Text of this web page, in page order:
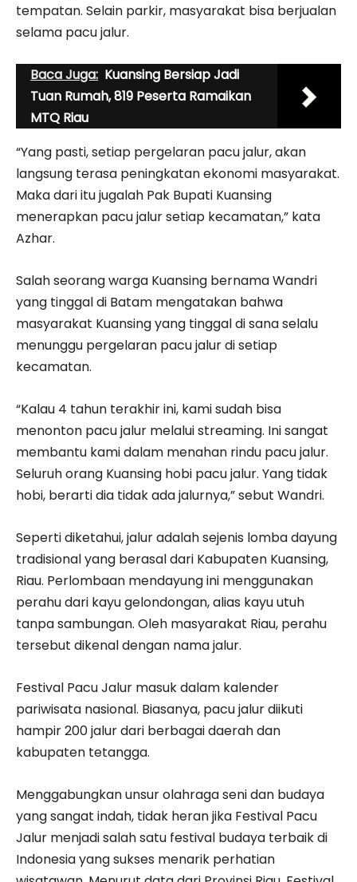
tempatan. Selain parkir, masyarakat bisa berjualan
selama pacu jalur.
Baca Juga: Kuansing Bersiap Jadi
Tuan Rumah, 819 Peserta Ramaikan
MTQ Riau
“Yang pasti, setiap pergelaran pacu jalur, akan
langsung terasa peningkatan ekonomi masyarakat.
Maka dari itu jugalah Pak Bupati Kuansing
menerapkan pacu jalur setiap kecamatan,” kata
Azhar.
Salah seorang warga Kuansing bernama Wandri
yang tinggal di Batam mengatakan bahwa
masyarakat Kuansing yang tinggal di sana selalu
menunggu pergelaran pacu jalur di setiap
kecamatan.
“Kalau 4 tahun terakhir ini, kami sudah bisa
menonton pacu jalur melalui streaming. Ini sangat
membantu kami dalam menahan rindu pacu jalur.
Seluruh orang Kuansing hobi pacu jalur. Yang tidak
hobi, berarti dia tidak ada jalurnya,” sebut Wandri.
Seperti diketahui, jalur adalah sejenis lomba dayung
tradisional yang berasal dari Kabupaten Kuansing,
Riau. Perlombaan mendayung ini menggunakan
perahu dari kayu gelondongan, alias kayu utuh
tanpa sambungan. Oleh masyarakat Riau, perahu
tersebut dikenal dengan nama jalur.
Festival Pacu Jalur masuk dalam kalender
pariwisata nasional. Biasanya, pacu jalur diikuti
hampir 200 jalur dari berbagai daerah dan
kabupaten tetangga.
Menggabungkan unsur olahraga seni dan budaya
yang sangat indah, tidak heran jika Festival Pacu
Jalur menjadi salah satu festival budaya terbaik di
Indonesia yang sukses menarik perhatian